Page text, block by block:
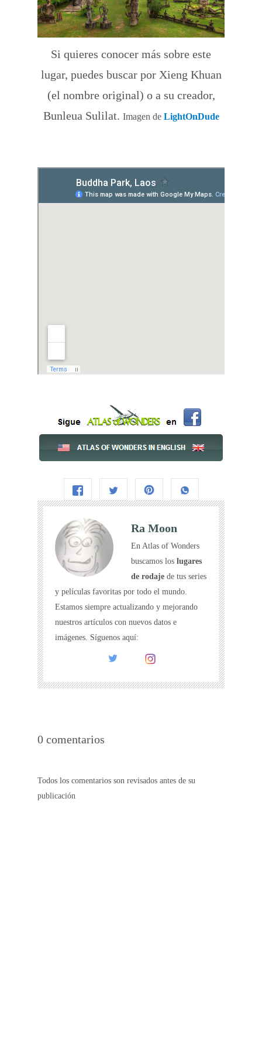
Si quieres conocer más sobre este
lugar, puedes buscar por Xieng Khuan
(el nombre original) o a su creador,
Bunleua Sulilat. Imagen de LightOnDude
Ra Moon
En Atlas of Wonders
buscamos los lugares
de rodaje de tus series
y películas favoritas por todo el mundo.
Estamos siempre actualizando y mejorando
nuestros artículos con nuevos datos e
imágenes. Síguenos aquí:
0 comentarios
Todos los comentarios son revisados antes de su
publicación